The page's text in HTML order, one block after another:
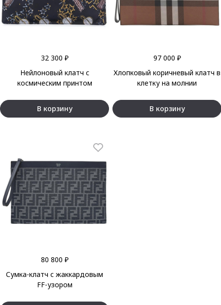
32 300 ₽
Нейлоновый клатч с
космическим принтом
В корзину
97 000 ₽
Хлопковый коричневый клатч в
клетку на молнии
В корзину
80 800 ₽
Сумка-клатч с жаккардовым
FF-узором